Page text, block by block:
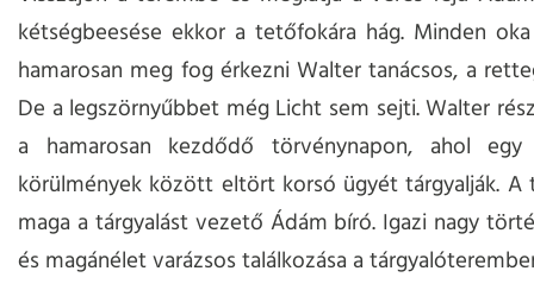
kétségbeesése ekkor a tetőfokára hág. Minden
hamarosan meg fog érkezni Walter tanácsos, a
De a legszörnyűbbet még Licht sem sejti. Walter
a hamarosan kezdődő törvénynapon, ahol egy
körülmények között eltört korsó ügyét tárgyalják.
maga a tárgyalást vezető Ádám bíró. Igazi nagy
és magánélet varázsos találkozása a